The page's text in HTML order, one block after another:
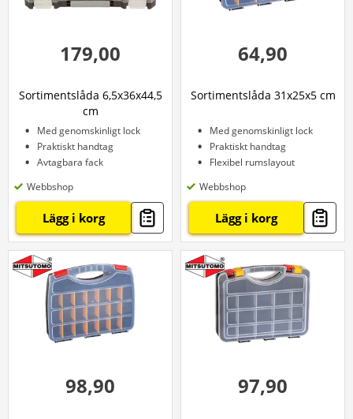
179,00
Sortimentslåda 6,5x36x44,5
cm
Med genomskinligt lock
Praktiskt handtag
Avtagbara fack
Webbshop
Lägg i korg
64,90
Sortimentslåda 31x25x5 cm
Med genomskinligt lock
Praktiskt handtag
Flexibel rumslayout
Webbshop
Lägg i korg
98,90 97,90